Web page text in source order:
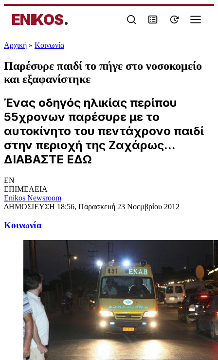
ENIKOS.
Αρχική » Κοινωνία
Παρέσυρε παιδί το πήγε στο νοσοκομείο
και εξαφανίστηκε
Ένας οδηγός ηλικίας περίπου
55χρονων παρέσυρε με το
αυτοκίνητο του πεντάχρονο παιδί
στην περιοχή της Ζαχάρως...
ΔΙΑΒΑΣΤΕ ΕΔΩ
EN
ΕΠΙΜΕΛΕΙΑ
Enikos Newsroom
ΔΗΜΟΣΙΕΥΣΗ 18:56, Παρασκευή 23 Νοεμβρίου 2012
Κοινωνία